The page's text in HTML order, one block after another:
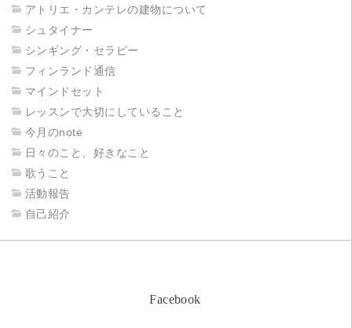
アトリエ・カンテレの建物について
シュタイナー
シンギング・セラピー
フィンランド通信
マインドセット
レッスンで大切にしていること
今月のnote
日々のこと、好きなこと
歌うこと
活動報告
自己紹介
Facebook